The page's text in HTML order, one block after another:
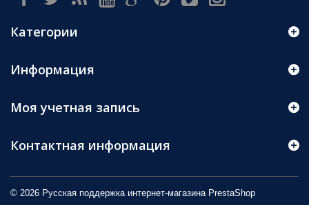
Категории
Информация
© 2026 Русская поддержка интернет-магазина PrestaShop
Моя учетная запись
Контактная информация